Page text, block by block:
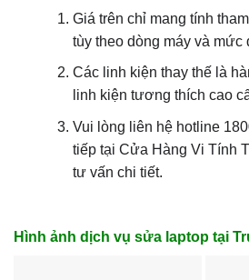
Giá trên chỉ mang tính
tùy theo dòng máy và mức
Các linh kiện thay thế là
linh kiện tương thích cao
Vui lòng liên hệ hotline
tiếp tại Cửa Hàng Vi Tính
tư vấn chi tiết.
Hình ảnh dịch vụ sửa laptop tại